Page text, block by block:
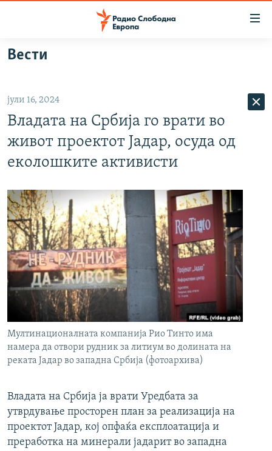
Оди
на
Оди
на
главната
навигација
на
ВИЗУЕЛНО
ВЕСТИ
ШТО ТРЕБА ДА ЗНАЕТЕ
ПОДКАСТ ЗОШТО?
СЛЕДЕТЕ НЕ
РСЕ веб страници
Вести
јули 16, 2024
Владата на Србија го врати во
живот проектот Јадар, осуда од
еколошките активисти
Мултинационалната компанија Рио Тинто има
намера да отвори рудник за литиум во долината на
реката Јадар во западна Србија (фотоархива)
Владата на Србија ја врати Уредбата за
утврдување просторен план за реализација на
проектот Јадар, кој опфаќа експлоатација и
преработка на минерали јадарит во западна